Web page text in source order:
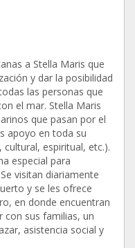
a Stella Maris que
y dar la posibilidad
las personas que
el mar. Stella Maris
que pasan por el
apoyo en toda su
espiritual, etc.).
especial para
visitan diariamente
y se les ofrece
en donde encuentran
sus familias, un
asistencia social y